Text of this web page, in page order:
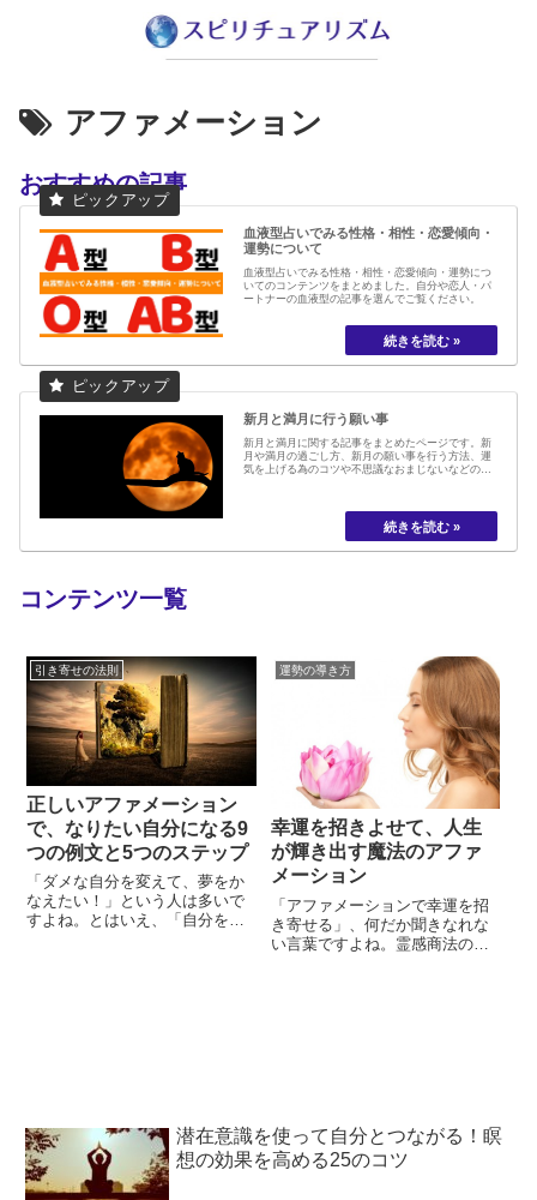
アファメーション
おすすめの記事
血液型占いでみる性格・相性・恋愛傾向・
運勢について
血液型占いでみる性格・相性・恋愛傾向・運勢につ
いてのコンテンツをまとめました。自分や恋人・パ
ートナーの血液型の記事を選んでご覧ください。
新月と満月に行う願い事
新月と満月に関する記事をまとめたページです。新
月や満月の過ごし方、新月の願い事を行う方法、運
気を上げる為のコツや不思議なおまじないなどの記
コンテンツ一覧
引き寄せの法則
正しいアファメーション
で、なりたい自分になる9
つの例文と5つのステップ
「ダメな自分を変えて、夢をか
なえたい！」という人は多いで
すよね。とはいえ、「自分を変
運勢の導き方
幸運を招きよせて、人生
が輝き出す魔法のアファ
メーション
「アファメーションで幸運を招
き寄せる」、何だか聞きなれな
い言葉ですよね。霊感商法の一
潜在意識を使って自分とつながる！瞑
想の効果を高める25のコツ